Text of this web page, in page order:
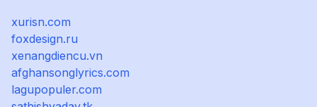
xurisn.com
foxdesign.ru
xenangdiencu.vn
afghansonglyrics.com
lagupopuler.com